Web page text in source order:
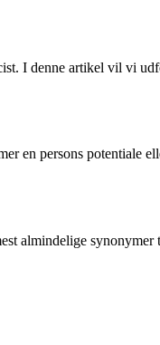
I denne artikel vil vi
en persons potentiale
almindelige